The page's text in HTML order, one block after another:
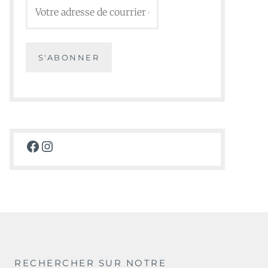
Facebook
Instagram
RECHERCHER SUR NOTRE